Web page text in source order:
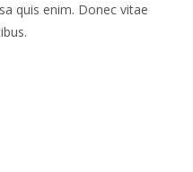
quis enim. Donec vitae